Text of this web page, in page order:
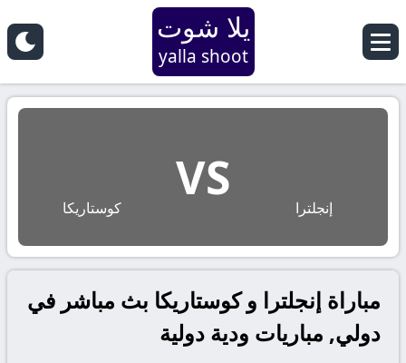
يلا شوت
yalla shoot
إنجلترا
VS
كوستاريكا
مباراة إنجلترا و كوستاريكا بث مباشر في
دولي, مباريات ودية دولية